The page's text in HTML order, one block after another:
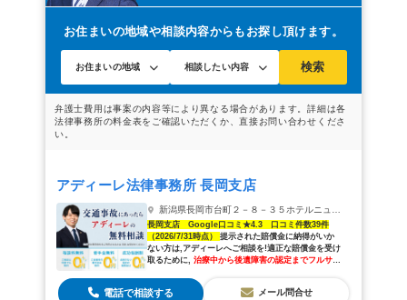
岡山の交通事故は弁護士に相談を
お住まいの地域や相談内容からもお探し頂けます。
検索
アディーレ法律事務所 長岡支店
新潟県長岡市台町２－８－３５ホテルニューオータニ長岡１Ｆ
長岡支店 Google口コミ★4.3 口コミ件数39件
（2026/7/31時点） 提示された賠償金に納得がいか
ない方は,アディーレへご相談を!適正な賠償金を受け
取るために, 治療中から後遺障害の認定までフルサポ
電話で相談する メール問合せ